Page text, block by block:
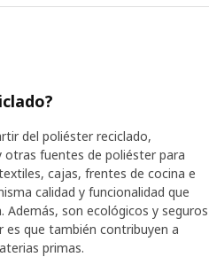
del poliéster reciclado,
otras fuentes de poliéster para
cajas, frentes de cocina e
calidad y funcionalidad que
son ecológicos y seguros
que también contribuyen a
primas.